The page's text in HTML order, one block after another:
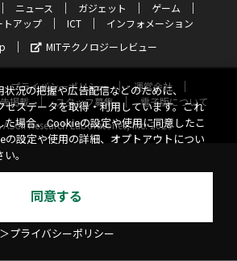
ニュース ガジェット
ゲーム
トアップ ICT
インフォメーション
MITテクノロジーレビュー
プライバシーポリシー
運営会社
掲載 スタッフ募集
電子版について
ASCII Research Laboratories, Inc. 2026
況の把握や広告配信などのために、
セスデータを取得・利用しています。これ
た場合、Cookieの設定や使用に同意したこ
の設定や使用の詳細、オプトアウトについ
。
同意する
＞プライバシーポリシー